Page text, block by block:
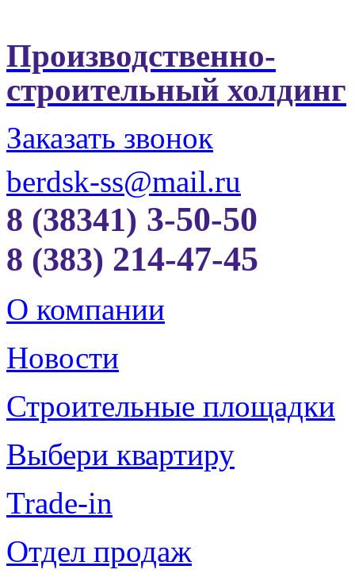
Производственно-
строительный холдинг
Заказать звонок
berdsk-ss@mail.ru
8 (38341) 3-50-50
8 (383) 214-47-45
О компании
Новости
Строительные площадки
Выбери квартиру
Trade-in
Отдел продаж